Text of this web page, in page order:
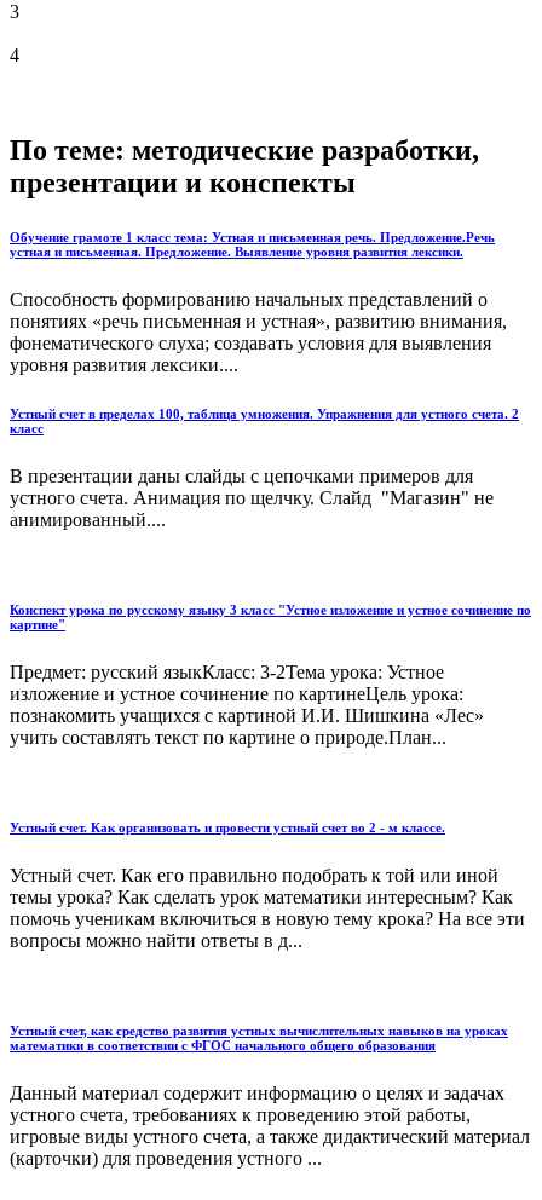
3
4
По теме: методические разработки,
презентации и конспекты
Обучение грамоте 1 класс тема: Устная и письменная речь. Предложение.Речь
устная и письменная. Предложение. Выявление уровня развития лексики.
Способность формированию начальных представлений о
понятиях «речь письменная и устная», развитию внимания,
фонематического слуха; создавать условия для выявления
уровня развития лексики....
Устный счет в пределах 100, таблица умножения. Упражнения для устного счета. 2
класс
В презентации даны слайды с цепочками примеров для
устного счета. Анимация по щелчку. Слайд "Магазин" не
анимированный....
Конспект урока по русскому языку 3 класс "Устное изложение и устное сочинение по
картине"
Предмет: русский языкКласс: 3-2Тема урока: Устное
изложение и устное сочинение по картинеЦель урока:
познакомить учащихся с картиной И.И. Шишкина «Лес»
учить составлять текст по картине о природе.План...
Устный счет. Как организовать и провести устный счет во 2 - м классе.
Устный счет. Как его правильно подобрать к той или иной
темы урока? Как сделать урок математики интересным? Как
помочь ученикам включиться в новую тему крока? На все эти
вопросы можно найти ответы в д...
Устный счет, как средство развития устных вычислительных навыков на уроках
математики в соответствии с ФГОС начального общего образования
Данный материал содержит информацию о целях и задачах
устного счета, требованиях к проведению этой работы,
игровые виды устного счета, а также дидактический материал
(карточки) для проведения устного ...